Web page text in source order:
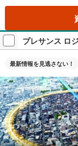
プレサンス ロ
最新情報を見逃さない！